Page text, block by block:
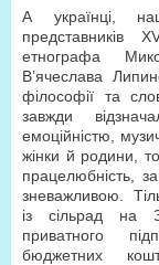
А українці,
представників
етнографа
В’ячеслава
філософії та
завжди
емоційністю,
жінки й родини,
працелюбність,
зневажливою.
із сільрад на
приватного
бюджетних